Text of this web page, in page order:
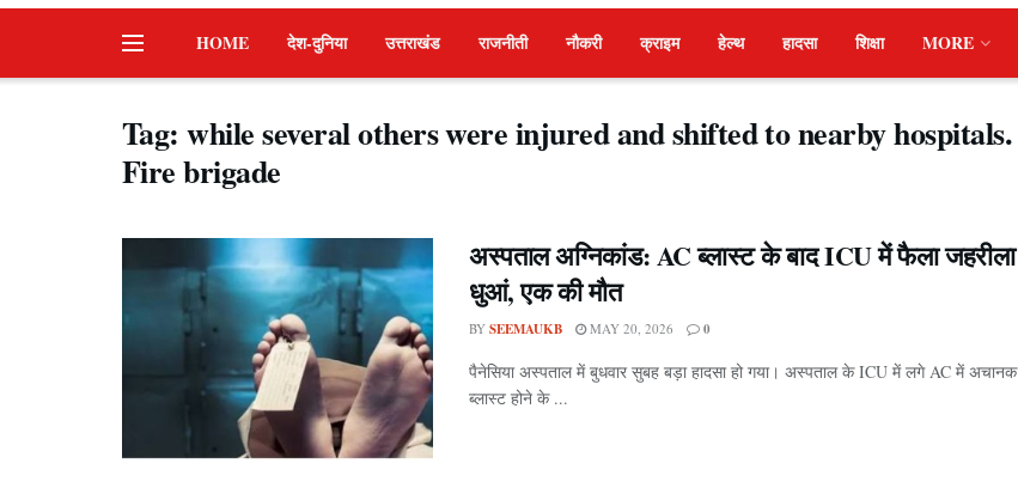
HOME देश-दुनिया उत्तराखंड राजनीती नौकरी क्राइम हेल्थ हादसा शिक्षा MORE
Tag:while several others were injured and shifted to nearby hospitals.
Fire brigade
अस्पताल अग्निकांड: AC ब्लास्ट के बाद ICU में फैला जहरीला
धुआं, एक की मौत
BY SEEMAUKB MAY 20, 2026 0
पैनेसिया अस्पताल में बुधवार सुबह बड़ा हादसा हो गया। अस्पताल के ICU में लगे AC में अचानक
ब्लास्ट होने के ...